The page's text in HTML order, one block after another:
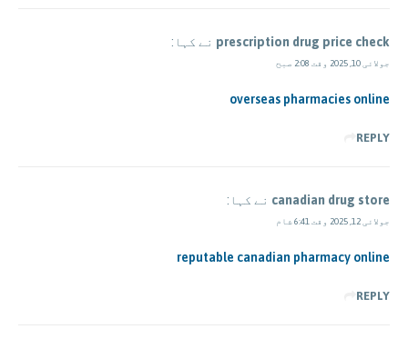
prescription drug price check نے کہا:
جولائی 10, 2025 وقت 2:08 صبح
overseas pharmacies online
REPLY
canadian drug store نے کہا:
جولائی 12, 2025 وقت 6:41 شام
reputable canadian pharmacy online
REPLY